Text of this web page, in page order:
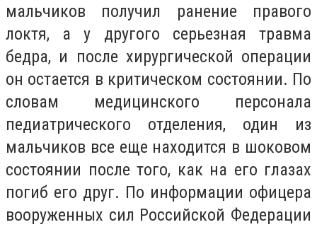
мальчиков получил ранение правого
локтя, а у другого серьезная травма
бедра, и после хирургической операции
он остается в критическом состоянии. По
словам медицинского персонала
педиатрического отделения, один из
мальчиков все еще находится в шоковом
состоянии после того, как на его глазах
погиб его друг. По информации офицера
вооруженных сил Российской Федерации